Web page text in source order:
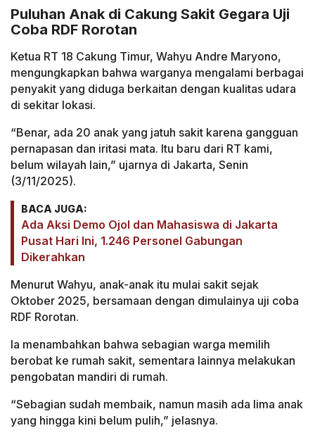
Puluhan Anak di Cakung Sakit Gegara Uji
Coba RDF Rorotan
Ketua RT 18 Cakung Timur, Wahyu Andre Maryono,
mengungkapkan bahwa warganya mengalami berbagai
penyakit yang diduga berkaitan dengan kualitas udara
di sekitar lokasi.
“Benar, ada 20 anak yang jatuh sakit karena gangguan
pernapasan dan iritasi mata. Itu baru dari RT kami,
belum wilayah lain,” ujarnya di Jakarta, Senin
(3/11/2025).
BACA JUGA:
Ada Aksi Demo Ojol dan Mahasiswa di Jakarta
Pusat Hari Ini, 1.246 Personel Gabungan
Dikerahkan
Menurut Wahyu, anak-anak itu mulai sakit sejak
Oktober 2025, bersamaan dengan dimulainya uji coba
RDF Rorotan.
Ia menambahkan bahwa sebagian warga memilih
berobat ke rumah sakit, sementara lainnya melakukan
pengobatan mandiri di rumah.
“Sebagian sudah membaik, namun masih ada lima anak
yang hingga kini belum pulih,” jelasnya.